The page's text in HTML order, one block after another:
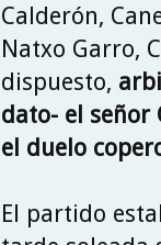
Calderón,
Natxo Garro,
dispuesto,
dato- el señor
el duelo
El partido